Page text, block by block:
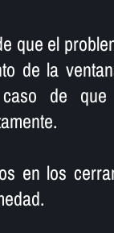
que el
de la
caso de
en los